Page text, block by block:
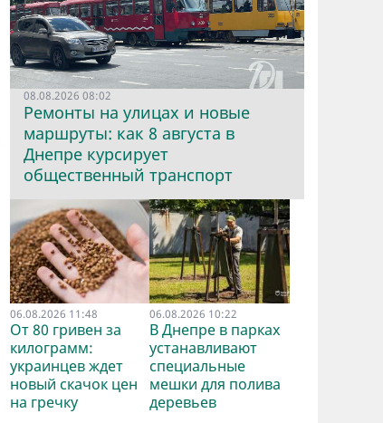
08.08.2026 08:02
Ремонты на улицах и новые
маршруты: как 8 августа в
Днепре курсирует
общественный транспорт
06.08.2026 11:48
От 80 гривен за
килограмм:
украинцев ждет
новый скачок цен
на гречку
06.08.2026 10:22
В Днепре в парках
устанавливают
специальные
мешки для полива
деревьев